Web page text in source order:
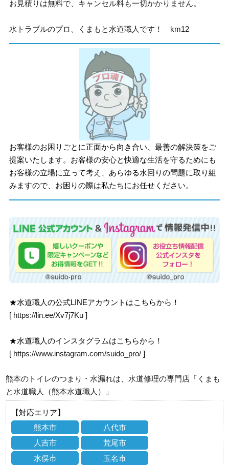
お見積りは無料で、キャンセル料も一切かかりません。
水トラブルのプロ、くまもと水道職人です！ km12
お客様のお困りごとに正面から向き合い、最善の解決策をご
提案いたします。お客様の安心と快適な生活を守るためにも
お客様の立場に立って考え、あらゆる水回りの問題に取り組
みますので、お困りの際は私たちにお任せください。
★水道職人の公式LINEアカウントはこちらから！
[ https://lin.ee/Xv7j7Ku ]
★水道職人のインスタグラムはこちらから！
[ https://www.instagram.com/suido_pro/ ]
熊本のトイレのつまり・水漏れは、水道修理の専門店「くまも
と水道職人（熊本水道職人）」
【対応エリア】
熊本市
八代市
人吉市
荒尾市
水俣市
玉名市